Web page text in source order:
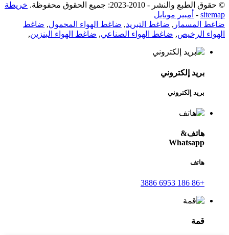
© حقوق الطبع والنشر - 2010-2023: جميع الحقوق محفوظة.
خريطة
sitemap
- أمبير موبايل
ضاغط المسمار , ضاغط التبريد, ضاغط الهواء المحمول, ضاغط
الهواء الرخيص, ضاغط الهواء الصناعي, ضاغط الهواء البنزين,
بريد إلكتروني
بريد إلكتروني
هاتف&
Whatsapp
هاتف
+86 186 6953 3886
قمة